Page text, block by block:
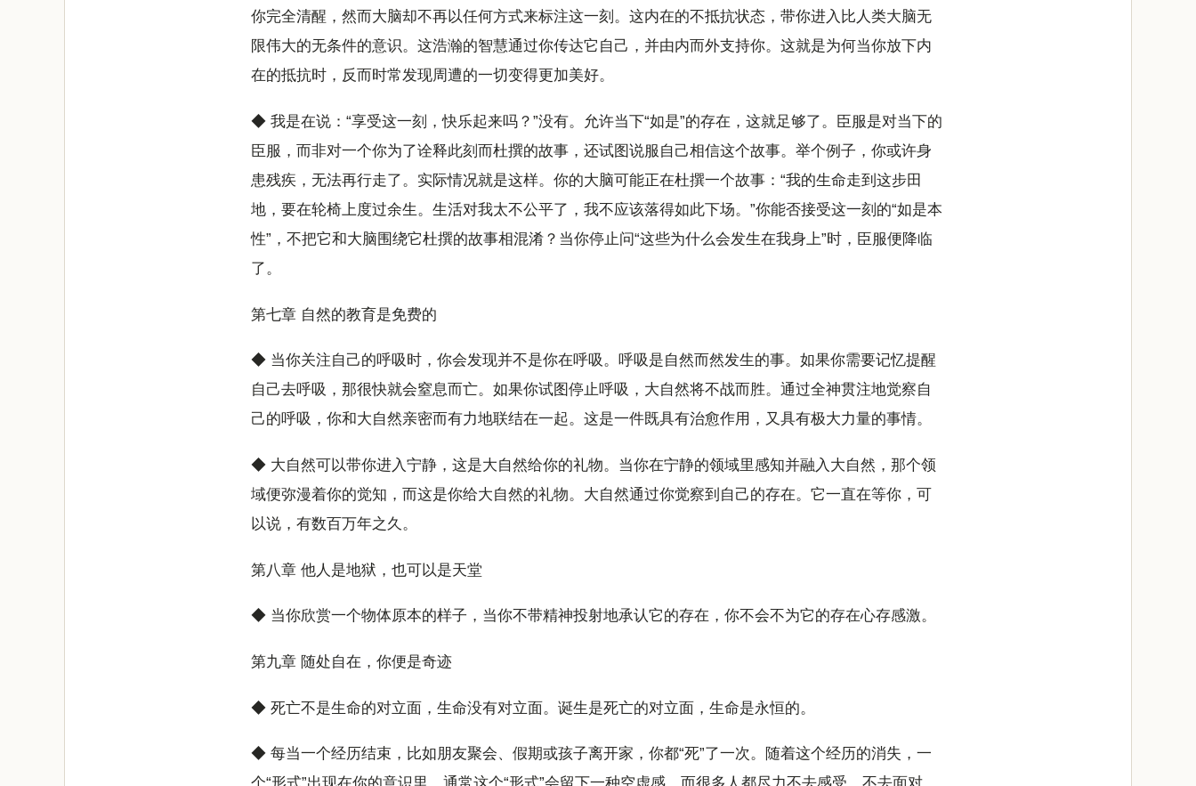
你完全清醒，然而大脑却不再以任何方式来标注这一刻。这内在的不抵抗状态，带你进入比人类大脑无
限伟大的无条件的意识。这浩瀚的智慧通过你传达它自己，并由内而外支持你。这就是为何当你放下内
在的抵抗时，反而时常发现周遭的一切变得更加美好。
◆ 我是在说：“享受这一刻，快乐起来吗？”没有。允许当下“如是”的存在，这就足够了。臣服是对当下的
臣服，而非对一个你为了诠释此刻而杜撰的故事，还试图说服自己相信这个故事。举个例子，你或许身
患残疾，无法再行走了。实际情况就是这样。你的大脑可能正在杜撰一个故事：“我的生命走到这步田
地，要在轮椅上度过余生。生活对我太不公平了，我不应该落得如此下场。”你能否接受这一刻的“如是本
性”，不把它和大脑围绕它杜撰的故事相混淆？当你停止问“这些为什么会发生在我身上”时，臣服便降临
了。
第七章 自然的教育是免费的
◆ 当你关注自己的呼吸时，你会发现并不是你在呼吸。呼吸是自然而然发生的事。如果你需要记忆提醒
自己去呼吸，那很快就会窒息而亡。如果你试图停止呼吸，大自然将不战而胜。通过全神贯注地觉察自
己的呼吸，你和大自然亲密而有力地联结在一起。这是一件既具有治愈作用，又具有极大力量的事情。
◆ 大自然可以带你进入宁静，这是大自然给你的礼物。当你在宁静的领域里感知并融入大自然，那个领
域便弥漫着你的觉知，而这是你给大自然的礼物。大自然通过你觉察到自己的存在。它一直在等你，可
以说，有数百万年之久。
第八章 他人是地狱，也可以是天堂
◆ 当你欣赏一个物体原本的样子，当你不带精神投射地承认它的存在，你不会不为它的存在心存感激。
第九章 随处自在，你便是奇迹
◆ 死亡不是生命的对立面，生命没有对立面。诞生是死亡的对立面，生命是永恒的。
◆ 每当一个经历结束，比如朋友聚会、假期或孩子离开家，你都“死”了一次。随着这个经历的消失，一